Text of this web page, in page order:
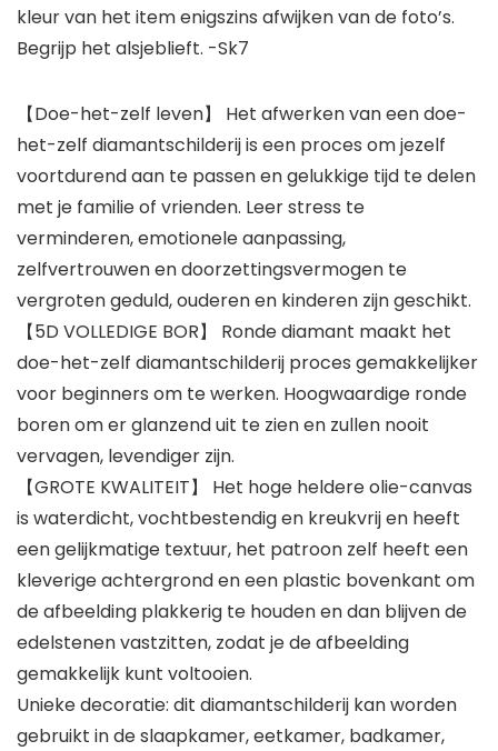
kleur van het item enigszins afwijken van de foto’s.
Begrijp het alsjeblieft. -Sk7
【Doe-het-zelf leven】 Het afwerken van een doe-
het-zelf diamantschilderij is een proces om jezelf
voortdurend aan te passen en gelukkige tijd te delen
met je familie of vrienden. Leer stress te
verminderen, emotionele aanpassing,
zelfvertrouwen en doorzettingsvermogen te
vergroten geduld, ouderen en kinderen zijn geschikt.
【5D VOLLEDIGE BOR】 Ronde diamant maakt het
doe-het-zelf diamantschilderij proces gemakkelijker
voor beginners om te werken. Hoogwaardige ronde
boren om er glanzend uit te zien en zullen nooit
vervagen, levendiger zijn.
【GROTE KWALITEIT】 Het hoge heldere olie-canvas
is waterdicht, vochtbestendig en kreukvrij en heeft
een gelijkmatige textuur, het patroon zelf heeft een
kleverige achtergrond en een plastic bovenkant om
de afbeelding plakkerig te houden en dan blijven de
edelstenen vastzitten, zodat je de afbeelding
gemakkelijk kunt voltooien.
Unieke decoratie: dit diamantschilderij kan worden
gebruikt in de slaapkamer, eetkamer, badkamer,